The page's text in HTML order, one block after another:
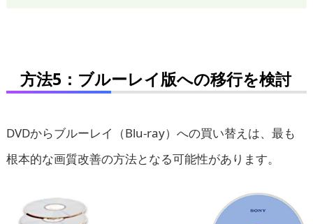
方法5：ブルーレイ版への移行を検討
DVDからブルーレイ（Blu-ray）への買い替えは、最も
根本的な画質改善の方法となる可能性があります。